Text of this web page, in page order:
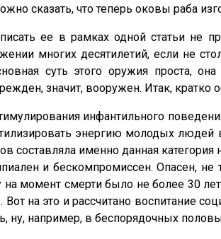
сказать, что теперь оковы раба
ее в рамках одной статьи не
многих десятилетий, если не
суть этого оружия проста,
значит, вооружен. Итак, кратко
инфантильного
энергию молодых
именно данная
и бескомпромиссен. Опасен,
на момент смерти было не более 30
на это и рассчитано воспитание
ну, например, в беспорядочных